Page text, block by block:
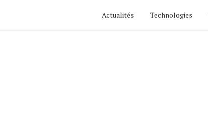
Actualités Technologies